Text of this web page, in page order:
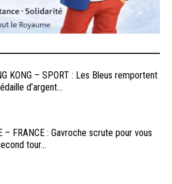
KONG – SPORT : Les Bleus remportent
d’argent...
– FRANCE : Gavroche scrute pour vous
tour...